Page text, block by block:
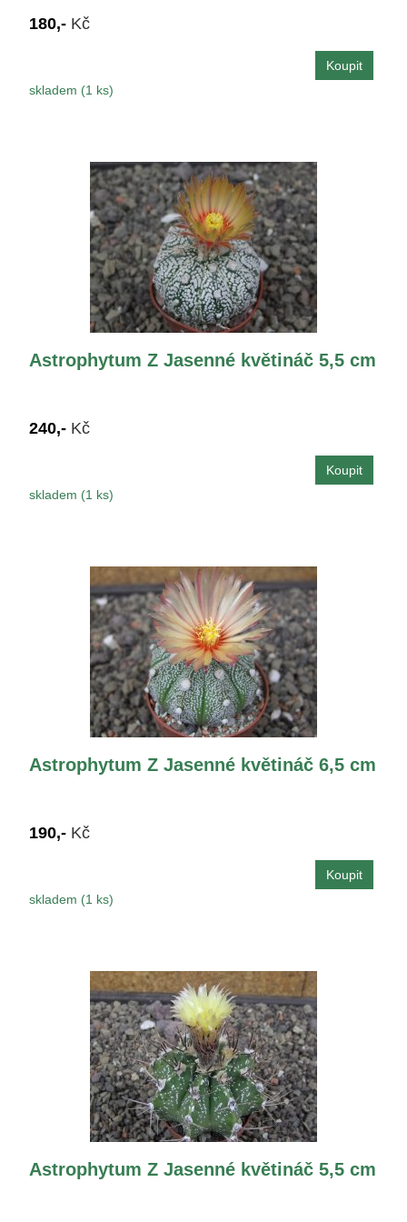
180,- Kč
skladem (1 ks)
Astrophytum Z Jasenné květináč 5,5 cm
240,- Kč
skladem (1 ks)
Astrophytum Z Jasenné květináč 6,5 cm
190,- Kč
skladem (1 ks)
Astrophytum Z Jasenné květináč 5,5 cm